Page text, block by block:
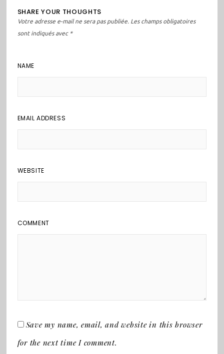
SHARE YOUR THOUGHTS
Votre adresse e-mail ne sera pas publiée. Les champs obligatoires
sont indiqués avec *
NAME
EMAIL ADDRESS
WEBSITE
COMMENT
Save my name, email, and website in this browser
for the next time I comment.